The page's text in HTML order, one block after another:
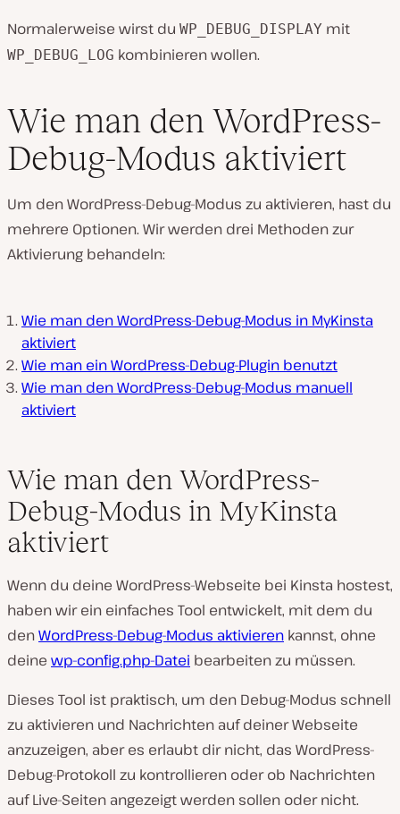
Normalerweise wirst du WP_DEBUG_DISPLAY mit
WP_DEBUG_LOG kombinieren wollen.
Wie man den WordPress-
Debug-Modus aktiviert
Um den WordPress-Debug-Modus zu aktivieren, hast du
mehrere Optionen. Wir werden drei Methoden zur
Aktivierung behandeln:
Wie man den WordPress-Debug-Modus in MyKinsta
aktiviert
Wie man ein WordPress-Debug-Plugin benutzt
Wie man den WordPress-Debug-Modus manuell
aktiviert
Wie man den WordPress-
Debug-Modus in MyKinsta
aktiviert
Wenn du deine WordPress-Webseite bei Kinsta hostest,
haben wir ein einfaches Tool entwickelt, mit dem du
denWordPress-Debug-Modus aktivieren kannst, ohne
deine wp-config.php-Datei bearbeiten zu müssen.
Dieses Tool ist praktisch, um den Debug-Modus schnell
zu aktivieren und Nachrichten auf deiner Webseite
anzuzeigen, aber es erlaubt dir nicht, das WordPress-
Debug-Protokoll zu kontrollieren oder ob Nachrichten
auf Live-Seiten angezeigt werden sollen oder nicht.